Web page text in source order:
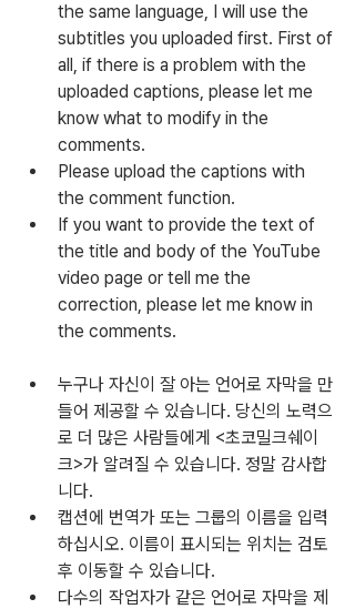
the same language, I will use the
subtitles you uploaded first. First of
all, if there is a problem with the
uploaded captions, please let me
know what to modify in the
comments.
Please upload the captions with
the comment function.
If you want to provide the text of
the title and body of the YouTube
video page or tell me the
correction, please let me know in
the comments.
누구나 자신이 잘 아는 언어로 자막을 만
들어 제공할 수 있습니다. 당신의 노력으
로 더 많은 사람들에게 <초코밀크쉐이
크>가 알려질 수 있습니다. 정말 감사합
니다.
캡션에 번역가 또는 그룹의 이름을 입력
하십시오. 이름이 표시되는 위치는 검토
후 이동할 수 있습니다.
다수의 작업자가 같은 언어로 자막을 제